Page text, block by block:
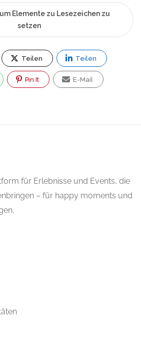
Elemente zu Lesezeichen zu
setzen
Teilen Teilen
Pin It E-Mail
für Erlebnisse und Events, die
– für happy moments und